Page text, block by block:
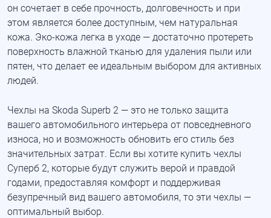
он сочетает в себе прочность, долговечность и при
этом является более доступным, чем натуральная
кожа. Эко-кожа легка в уходе — достаточно протереть
поверхность влажной тканью для удаления пыли или
пятен, что делает ее идеальным выбором для активных
людей.
Чехлы на Skoda Superb 2 — это не только защита
вашего автомобильного интерьера от повседневного
износа, но и возможность обновить его стиль без
значительных затрат. Если вы хотите купить чехлы
Суперб 2, которые будут служить верой и правдой
годами, предоставляя комфорт и поддерживая
безупречный вид вашего автомобиля, то эти чехлы —
оптимальный выбор.